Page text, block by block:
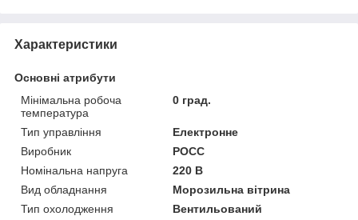
Характеристики
Основні атрибути
Мінімальна робоча
температура
0 град.
Тип управління
Електронне
Виробник
РОСС
Номінальна напруга
220 В
Вид обладнання
Морозильна вітрина
Тип охолодження
Вентильований